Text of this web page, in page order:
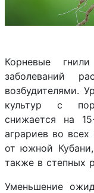
Корневые
заболеваний
возбудителями.
культур с
снижается на
аграриев во
от южной
также в степных
Уменьшение